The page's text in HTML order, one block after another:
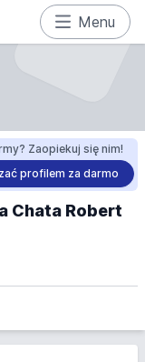
Menu
Zaopiekuj się nim!
profilem za darmo
Chata Robert